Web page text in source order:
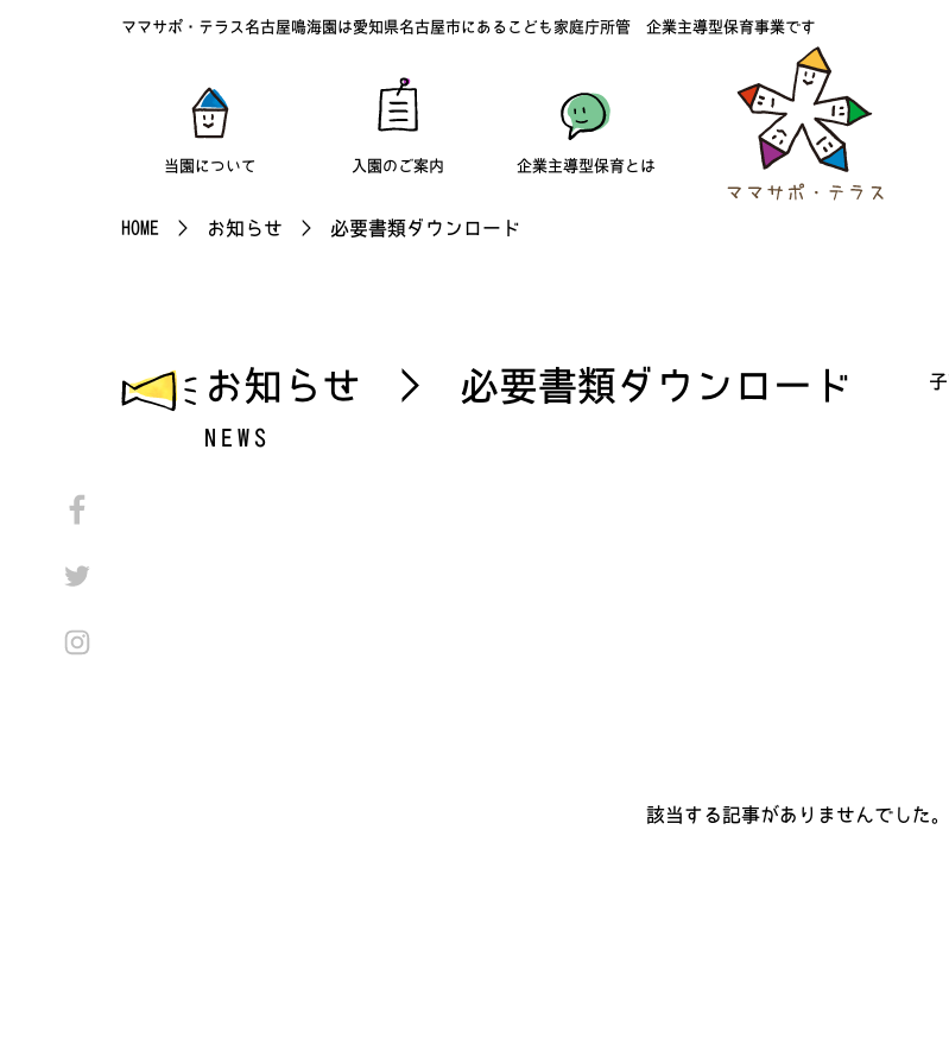
ママサポ・テラス名古屋鳴海園は愛知県名古屋市にある こども家庭庁所管 企業主導型保育事業です
当園について 入園のご案内 企業主導型保育とは
HOME > お知らせ > 必要書類ダウンロード
お知らせ > 必要書類ダウンロード
NEWS
該当する記事がありませんでした。